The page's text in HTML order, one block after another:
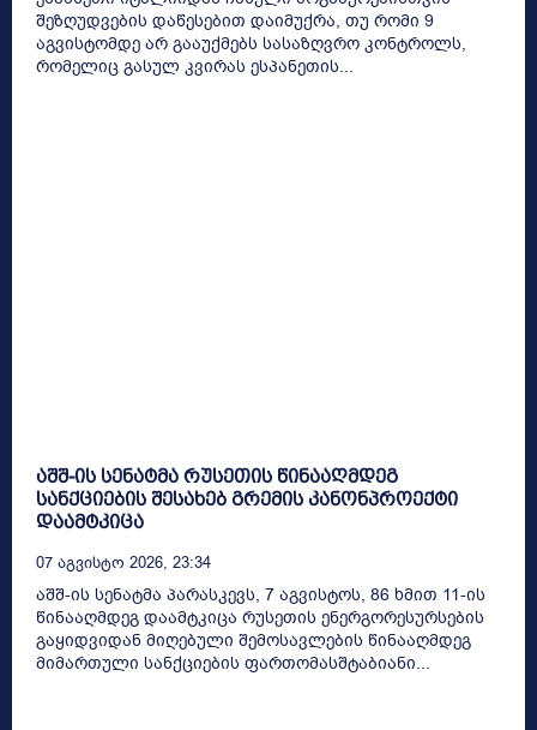
შეზღუდვების დაწესებით დაიმუქრა, თუ რომი 9
აგვისტომდე არ გააუქმებს სასაზღვრო კონტროლს,
რომელიც გასულ კვირას ესპანეთის...
აშშ-ის სენატმა რუსეთის წინააღმდეგ
სანქციების შესახებ გრემის კანონპროექტი
დაამტკიცა
07 Აგვისტო 2026, 23:34
აშშ-ის სენატმა პარასკევს, 7 აგვისტოს, 86 ხმით 11-ის
წინააღმდეგ დაამტკიცა რუსეთის ენერგორესურსების
გაყიდვიდან მიღებული შემოსავლების წინააღმდეგ
მიმართული სანქციების ფართომასშტაბიანი...